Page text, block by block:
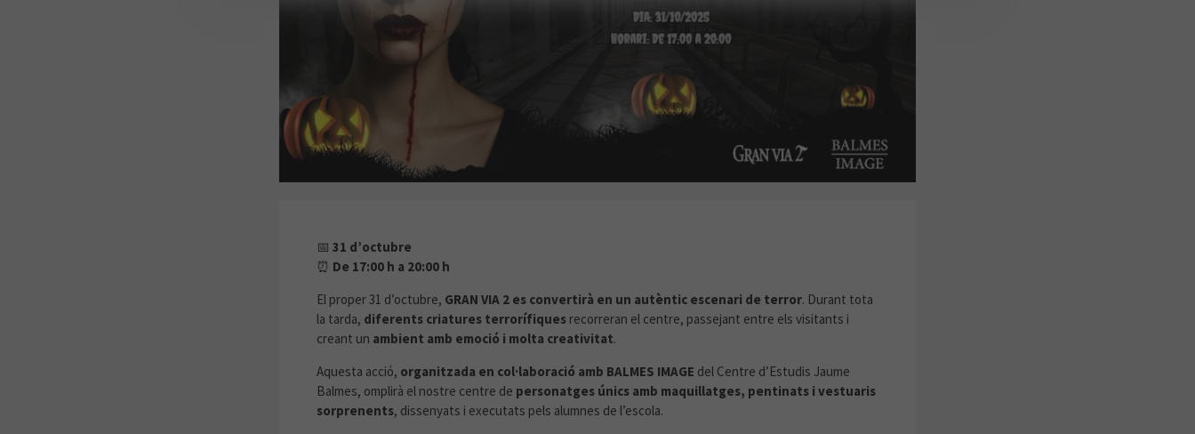
VIU UNA TARDA DE POR A GRAN VIA 2!
📅 31 d’octubre
⏰ De 17:00 h a 20:00 h
El proper 31 d’octubre, GRAN VIA 2 es convertirà en un autèntic escenari de terror. Durant tota
la tarda, diferents criatures terrorífiquesrecorreran el centre, passejant entre els visitants i
creant un ambient amb emoció i molta creativitat.
Aquesta acció, organitzada en col·laboració amb BALMES IMAGE del Centre d’Estudis Jaume
Balmes, omplirà el nostre centre de personatges únics amb maquillatges, pentinats i vestuaris
sorprenents, dissenyats i executats pels alumnes de l’escola.